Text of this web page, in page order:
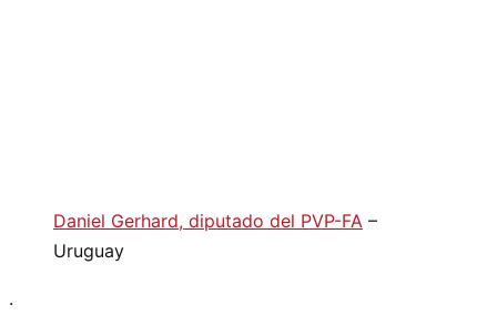
Daniel Gerhard, diputado del PVP-FA –
Uruguay
.